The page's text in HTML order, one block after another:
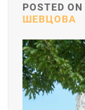
POSTED ON
ШЕВЦОВА